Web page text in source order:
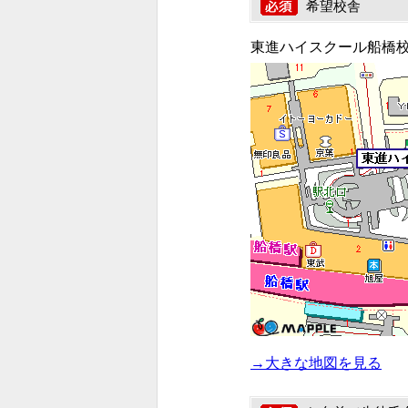
希望校舎
東進ハイスクール船橋
→大きな地図を見る